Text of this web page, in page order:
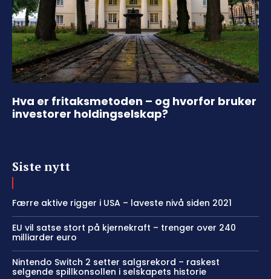
Hva er fritaksmetoden – og hvorfor bruker
investorer holdingselskap?
Siste nytt
Færre aktive rigger i USA – laveste nivå siden 2021
EU vil satse stort på kjernekraft – trenger over 240
milliarder euro
Nintendo Switch 2 setter salgsrekord – raskest
selgende spillkonsollen i selskapets historie